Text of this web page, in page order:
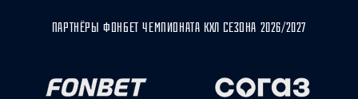
ПАРТНЁРЫ ФОНБЕТ ЧЕМПИОНАТА КХЛ СЕЗОНА 2026/2027